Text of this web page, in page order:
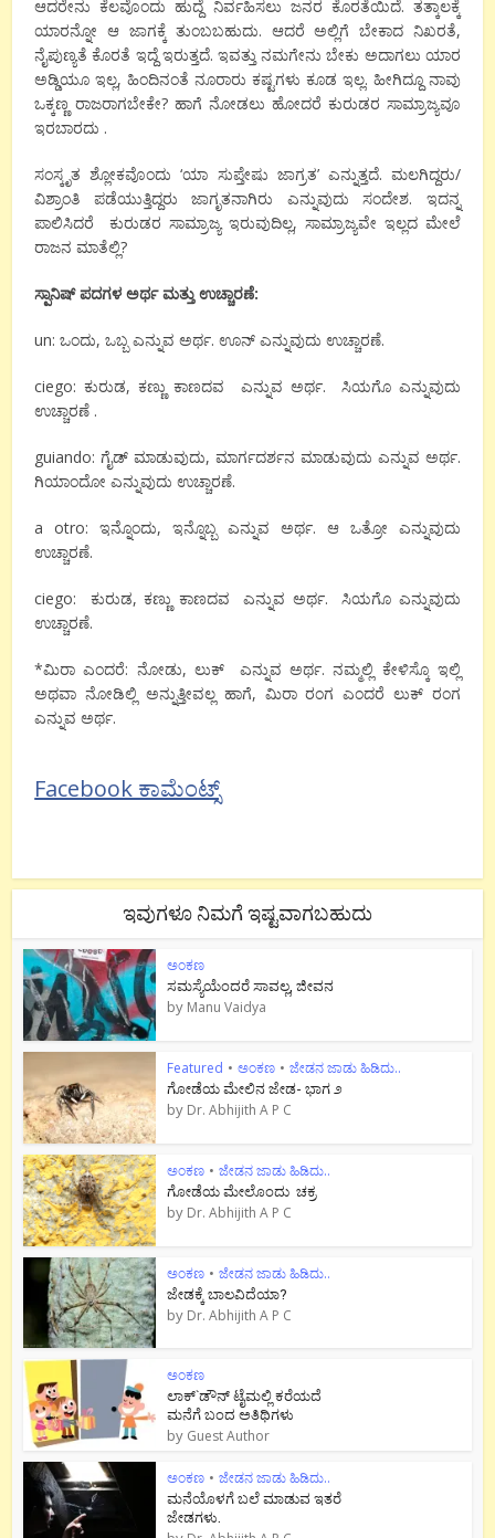
ಆದರೇನು ಕೆಲವೊಂದು ಹುದ್ದೆ ನಿರ್ವಹಿಸಲು ಜನರ ಕೊರತೆಯಿದೆ. ತತ್ಕಾಲಕ್ಕೆ
ಯಾರನ್ನೋ ಆ ಜಾಗಕ್ಕೆ ತುಂಬಬಹುದು. ಆದರೆ ಅಲ್ಲಿಗೆ ಬೇಕಾದ ನಿಖರತೆ,
ನೈಪುಣ್ಯತೆ ಕೊರತೆ ಇದ್ದೆ ಇರುತ್ತದೆ. ಇವತ್ತು ನಮಗೇನು ಬೇಕು ಅದಾಗಲು ಯಾರ
ಅಡ್ಡಿಯೂ ಇಲ್ಲ, ಹಿಂದಿನಂತೆ ನೂರಾರು ಕಷ್ಟಗಳು ಕೂಡ ಇಲ್ಲ. ಹೀಗಿದ್ದೂ ನಾವು
ಒಕ್ಕಣ್ಣ ರಾಜರಾಗಬೇಕೇ? ಹಾಗೆ ನೋಡಲು ಹೋದರೆ ಕುರುಡರ ಸಾಮ್ರಾಜ್ಯವೂ
ಇರಬಾರದು .
ಸಂಸ್ಕೃತ ಶ್ಲೋಕವೊಂದು ‘ಯಾ ಸುಪ್ತೇಷು ಜಾಗ್ರತ’ ಎನ್ನುತ್ತದೆ. ಮಲಗಿದ್ದರು/
ವಿಶ್ರಾಂತಿ ಪಡೆಯುತ್ತಿದ್ದರು ಜಾಗೃತನಾಗಿರು ಎನ್ನುವುದು ಸಂದೇಶ. ಇದನ್ನ
ಪಾಲಿಸಿದರೆ ಕುರುಡರ ಸಾಮ್ರಾಜ್ಯ ಇರುವುದಿಲ್ಲ, ಸಾಮ್ರಾಜ್ಯವೇ ಇಲ್ಲದ ಮೇಲೆ
ರಾಜನ ಮಾತೆಲ್ಲಿ?
ಸ್ಪಾನಿಷ್ ಪದಗಳ ಅರ್ಥ ಮತ್ತು ಉಚ್ಚಾರಣೆ:
un: ಒಂದು, ಒಬ್ಬ ಎನ್ನುವ ಅರ್ಥ. ಊನ್ ಎನ್ನುವುದು ಉಚ್ಚಾರಣೆ.
ciego: ಕುರುಡ, ಕಣ್ಣು ಕಾಣದವ ಎನ್ನುವ ಅರ್ಥ. ಸಿಯಗೊ ಎನ್ನುವುದು
ಉಚ್ಚಾರಣೆ .
guiando: ಗೈಡ್ ಮಾಡುವುದು, ಮಾರ್ಗದರ್ಶನ ಮಾಡುವುದು ಎನ್ನುವ ಅರ್ಥ.
ಗಿಯಾಂದೋ ಎನ್ನುವುದು ಉಚ್ಚಾರಣೆ.
a otro: ಇನ್ನೊಂದು, ಇನ್ನೊಬ್ಬ ಎನ್ನುವ ಅರ್ಥ. ಆ ಒತ್ರೋ ಎನ್ನುವುದು
ಉಚ್ಚಾರಣೆ.
ciego: ಕುರುಡ, ಕಣ್ಣು ಕಾಣದವ ಎನ್ನುವ ಅರ್ಥ. ಸಿಯಗೊ ಎನ್ನುವುದು
ಉಚ್ಚಾರಣೆ.
*ಮಿರಾ ಎಂದರೆ: ನೋಡು, ಲುಕ್ ಎನ್ನುವ ಅರ್ಥ. ನಮ್ಮಲ್ಲಿ ಕೇಳಿಸ್ಕೊ ಇಲ್ಲಿ
ಅಥವಾ ನೋಡಿಲ್ಲಿ ಅನ್ನುತ್ತೀವಲ್ಲ ಹಾಗೆ, ಮಿರಾ ರಂಗ ಎಂದರೆ ಲುಕ್ ರಂಗ
ಎನ್ನುವ ಅರ್ಥ.
Facebook ಕಾಮೆಂಟ್ಸ್
ಇವುಗಳೂ ನಿಮಗೆ ಇಷ್ಟವಾಗಬಹುದು
ಅಂಕಣ
ಸಮಸ್ಯೆಯೆಂದರೆ ಸಾವಲ್ಲ, ಜೀವನ
by Manu Vaidya
Featured • ಅಂಕಣ • ಜೇಡನ ಜಾಡು ಹಿಡಿದು..
ಗೋಡೆಯ ಮೇಲಿನ ಜೇಡ- ಭಾಗ ೨
by Dr. Abhijith A P C
ಅಂಕಣ • ಜೇಡನ ಜಾಡು ಹಿಡಿದು..
ಗೋಡೆಯ ಮೇಲೊಂದು ಚಕ್ರ
by Dr. Abhijith A P C
ಅಂಕಣ • ಜೇಡನ ಜಾಡು ಹಿಡಿದು..
ಜೇಡಕ್ಕೆ ಬಾಲವಿದೆಯಾ?
by Dr. Abhijith A P C
ಅಂಕಣ
ಲಾಕ್`ಡೌನ್ ಟೈಮಲ್ಲಿ ಕರೆಯದೆ
ಮನೆಗೆ ಬಂದ ಅತಿಥಿಗಳು
by Guest Author
ಅಂಕಣ • ಜೇಡನ ಜಾಡು ಹಿಡಿದು..
ಮನೆಯೊಳಗೆ ಬಲೆ ಮಾಡುವ ಇತರೆ
ಜೇಡಗಳು.